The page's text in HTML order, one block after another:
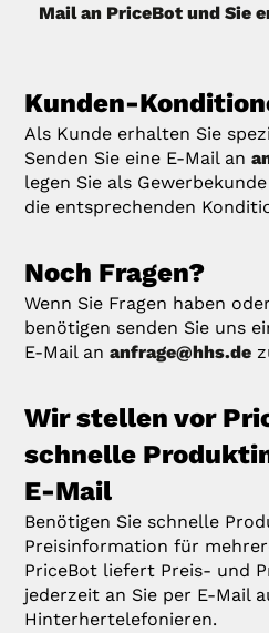
Mail an PriceBot und Sie
Kunden-
Als Kunde erhalten Sie
Senden Sie eine E-Mail an
legen Sie als
die entsprechenden
Noch Fragen?
Wenn Sie Fragen haben
benötigen senden Sie uns
E-Mail ananfrage@hhs.de
Wir stellen vor
schnelle
E-Mail
Benötigen Sie schnelle
Preisinformation für
PriceBot liefert Preis- und
jederzeit an Sie per E-Mail
Hinterhertelefonieren.